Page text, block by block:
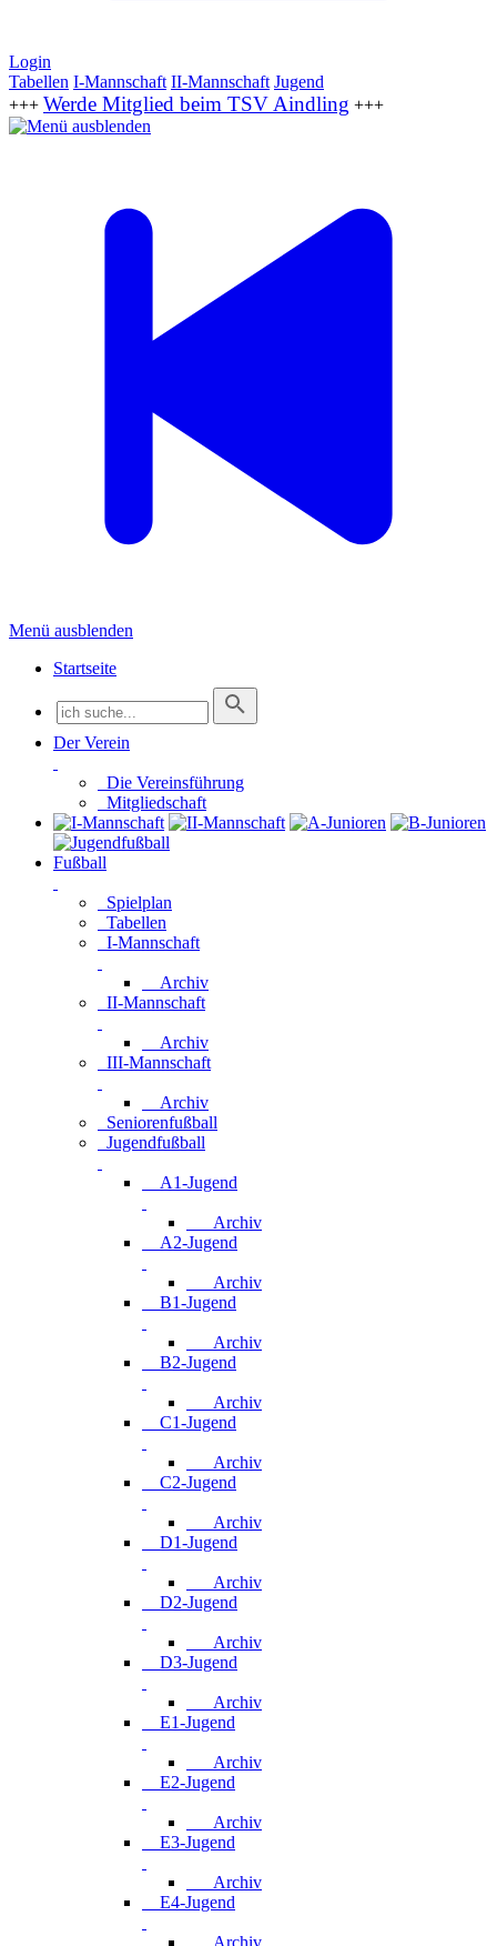
Login
Tabellen I-Mannschaft II-Mannschaft Jugend
+++ Werde Mitglied beim TSV Aindling +++
Menü ausblenden
Startseite
Der Verein
Die Vereinsführung
Mitgliedschaft
Fußball
Spielplan
Tabellen
I-Mannschaft
Archiv
II-Mannschaft
Archiv
III-Mannschaft
Archiv
Seniorenfußball
Jugendfußball
A1-Jugend
Archiv
A2-Jugend
Archiv
B1-Jugend
Archiv
B2-Jugend
Archiv
C1-Jugend
Archiv
C2-Jugend
Archiv
D1-Jugend
Archiv
D2-Jugend
Archiv
D3-Jugend
Archiv
E1-Jugend
Archiv
E2-Jugend
Archiv
E3-Jugend
Archiv
E4-Jugend